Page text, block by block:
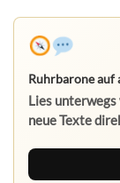
Ruhrbarone auf
Lies
neue Texte